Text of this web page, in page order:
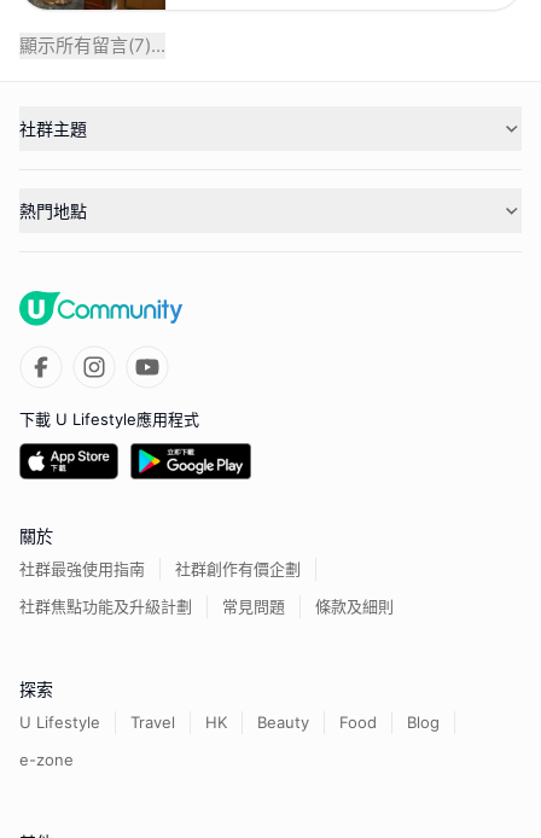
顯示所有留言(7)...
社群主題
熱門地點
下載 U Lifestyle應用程式
關於
社群最強使用指南
社群創作有價企劃
社群焦點功能及升級計劃
常見問題 條款及細則
探索
U Lifestyle Travel HK Beauty Food
Blog
e-zone